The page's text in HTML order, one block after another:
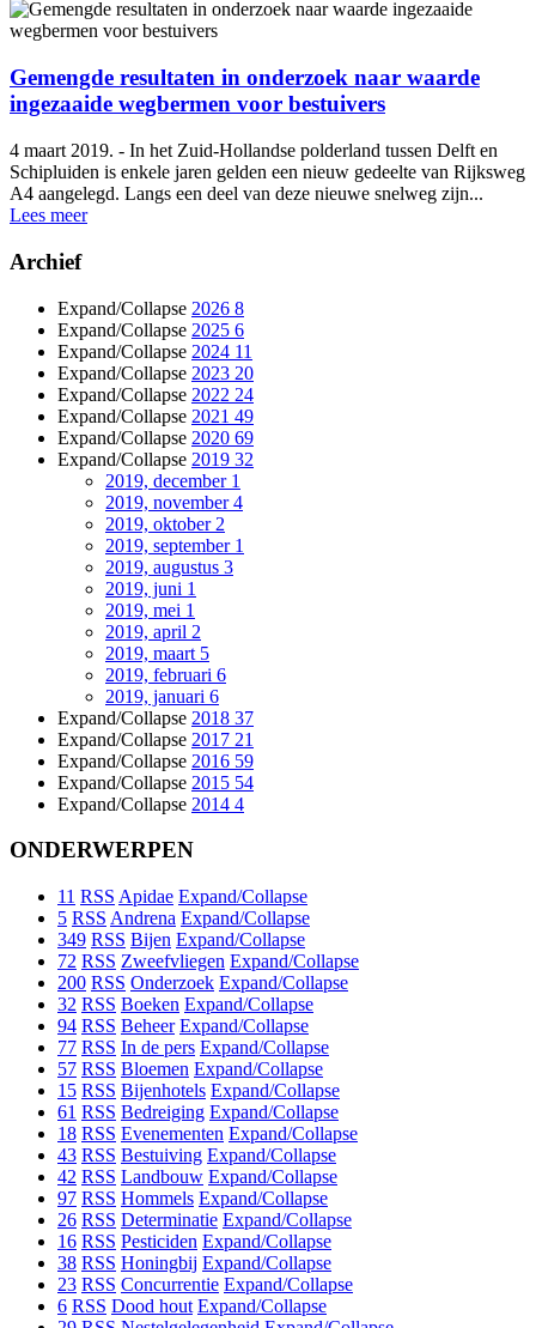
Gemengde resultaten in onderzoek naar waarde
ingezaaide wegbermen voor bestuivers
4 maart 2019. - In het Zuid-Hollandse polderland tussen Delft en
Schipluiden is enkele jaren gelden een nieuw gedeelte van Rijksweg
A4 aangelegd. Langs een deel van deze nieuwe snelweg zijn...
Lees meer
Archief
Expand/Collapse 2026 8
Expand/Collapse 2025 6
Expand/Collapse 2024 11
Expand/Collapse 2023 20
Expand/Collapse 2022 24
Expand/Collapse 2021 49
Expand/Collapse 2020 69
Expand/Collapse 2019 32
2019, december 1
2019, november4
2019, oktober 2
2019, september 1
2019, augustus 3
2019, juni 1
2019, mei 1
2019, april 2
2019, maart 5
2019, februari 6
2019, januari 6
Expand/Collapse 2018 37
Expand/Collapse 2017 21
Expand/Collapse 2016 59
Expand/Collapse 2015 54
Expand/Collapse 2014 4
ONDERWERPEN
11 RSS Apidae Expand/Collapse
5 RSS Andrena Expand/Collapse
349 RSS Bijen Expand/Collapse
72 RSS Zweefvliegen Expand/Collapse
200 RSS Onderzoek Expand/Collapse
32 RSS Boeken Expand/Collapse
94 RSS Beheer Expand/Collapse
77 RSS In de pers Expand/Collapse
57 RSS Bloemen Expand/Collapse
15 RSS Bijenhotels Expand/Collapse
61 RSS Bedreiging Expand/Collapse
18 RSS Evenementen Expand/Collapse
43 RSS Bestuiving Expand/Collapse
42 RSS Landbouw Expand/Collapse
97 RSS Hommels Expand/Collapse
26 RSS Determinatie Expand/Collapse
16 RSS Pesticiden Expand/Collapse
38 RSS Honingbij Expand/Collapse
23 RSS Concurrentie Expand/Collapse
6 RSS Dood hout Expand/Collapse